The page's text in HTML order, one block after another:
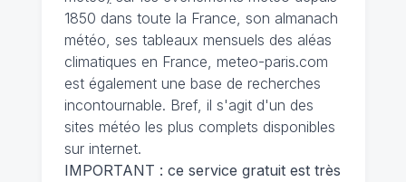
1850 dans toute la France, son almanach
météo, ses tableaux mensuels des aléas
climatiques en France, meteo-paris.com
est également une base de recherches
incontournable. Bref, il s'agit d'un des
sites météo les plus complets disponibles
sur internet.
IMPORTANT : ce service gratuit est très